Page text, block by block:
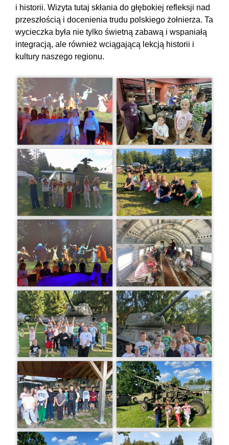
i historii. Wizyta tutaj skłania do głębokiej refleksji nad
przeszłością i docenienia trudu polskiego żołnierza. Ta
wycieczka była nie tylko świetną zabawą i wspaniałą
integracją, ale również wciągającą lekcją historii i
kultury naszego regionu.